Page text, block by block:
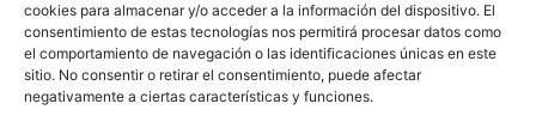
cookies para almacenar y/o acceder a la información del dispositivo. El
consentimiento de estas tecnologías nos permitirá procesar datos como
el comportamiento de navegación o las identificaciones únicas en este
sitio. No consentir o retirar el consentimiento, puede afectar
negativamente a ciertas características y funciones.
Empresaconmas
de 30 años de
experiencia en el
Mapa del
sitio
Inicio
Contacto
913 68 40 83
dysmabe@dysmabe.es
Horario
Lunes a jueves de
9:00 a 17:00